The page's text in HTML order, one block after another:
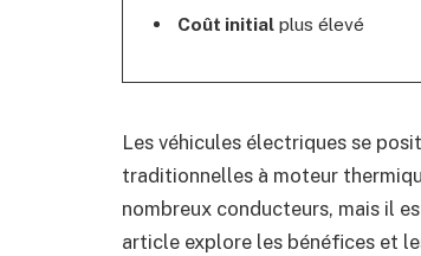
Coût initialplus élevé
Les véhicules électriques se
traditionnelles à moteur
nombreux conducteurs, mais il
article explore les bénéfices et